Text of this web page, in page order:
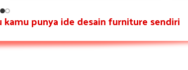
punya ide desain furniture sendiri